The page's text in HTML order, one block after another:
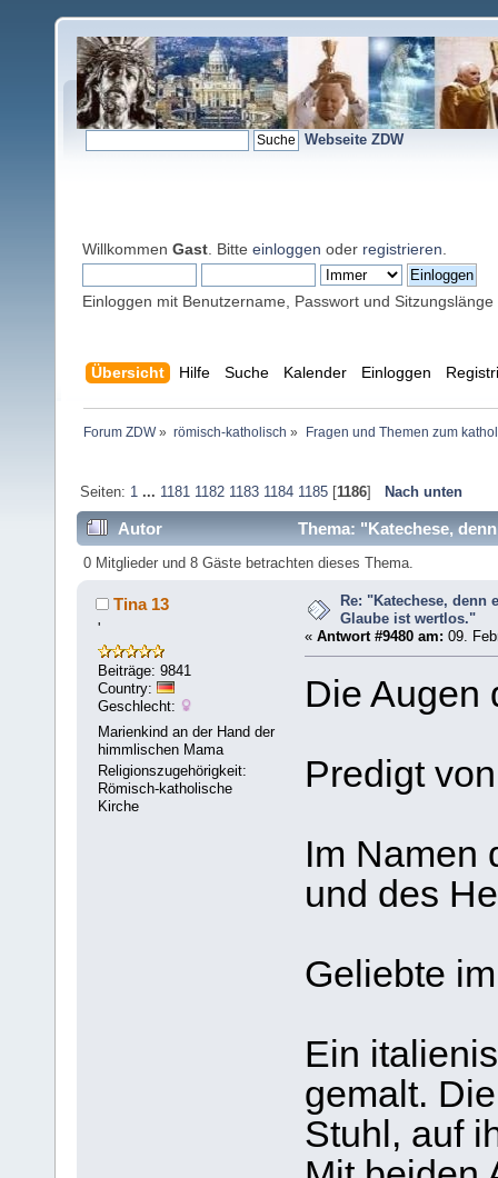
Webseite ZDW
Willkommen Gast . Bitte einloggen oder registrieren
Einloggen mit Benutzername, Passwort und Sitzungslänge
Übersicht Hilfe Suche Kalender Einloggen
Forum ZDW» römisch-katholisch » Fragen und Themen zum
Seiten: 1 ... 1181 1182 1183 1184 1185[1186] Nach unten
Autor Thema: "Katechese,
0 Mitglieder und 8 Gäste betrachten dieses Thema.
Tina 13
'
Beiträge: 9841
Country:
Geschlecht:
Marienkind an der Hand der
himmlischen Mama
Religionszugehörigkeit:
Römisch-katholische
Kirche
Re: "Katechese, denn
Glaube ist wertlos."
« Antwort #9480 am: 09.
Die Augen
Predigt
Im Namen
und des
Geliebte
Ein
gemalt.
Stuhl, auf